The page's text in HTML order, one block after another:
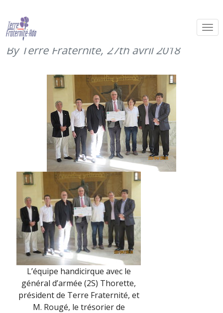
Remise du chèque de l’association
Handicirque (20 avril 2018)
By Terre Fraternité, 27th avril 2018
L’équipe handicirque avec le
général d’armée (2S) Thorette,
président de Terre Fraternité, et
M. Rougé, le trésorier de